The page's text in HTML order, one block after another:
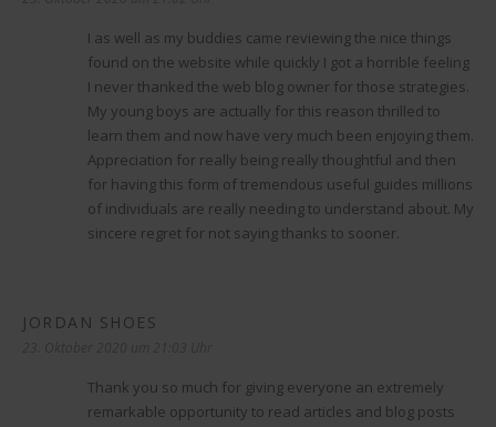
I as well as my buddies came reviewing the nice things
found on the website while quickly I got a horrible feeling
I never thanked the web blog owner for those strategies.
My young boys are actually for this reason thrilled to
learn them and now have very much been enjoying them.
Appreciation for really being really thoughtful and then
for having this form of tremendous useful guides millions
of individuals are really needing to understand about. My
sincere regret for not saying thanks to sooner.
JORDAN SHOES
Thank you so much for giving everyone an extremely
remarkable opportunity to read articles and blog posts